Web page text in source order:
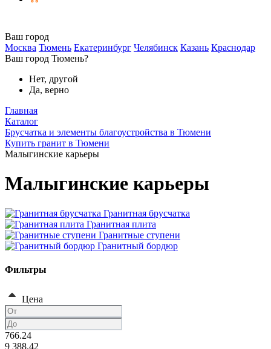
Ваш город
Москва Тюмень Екатеринбург Челябинск Казань Краснодар
Ваш город Тюмень?
Нет, другой
Да, верно
Главная
Каталог
Брусчатка и элементы благоустройства в Тюмени
Купить гранит в Тюмени
Малыгинские карьеры
Малыгинские карьеры
Гранитная брусчатка
Гранитная плита
Гранитные ступени
Гранитный бордюр
Фильтры
Цена
766.24
9 388.42